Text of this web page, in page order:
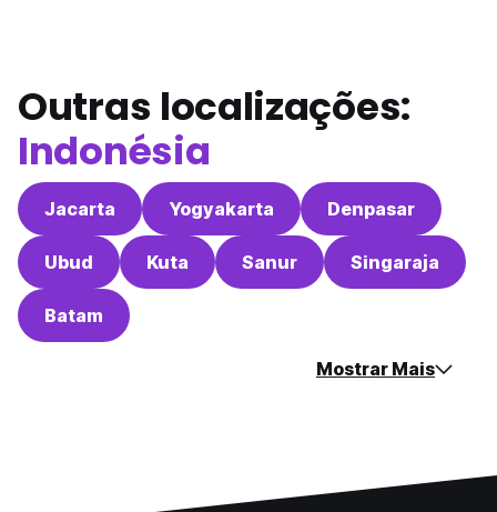
Outras localizações:
Indonésia
Jacarta Yogyakarta Denpasar
Ubud Kuta Sanur Singaraja
Batam
Mostrar Mais